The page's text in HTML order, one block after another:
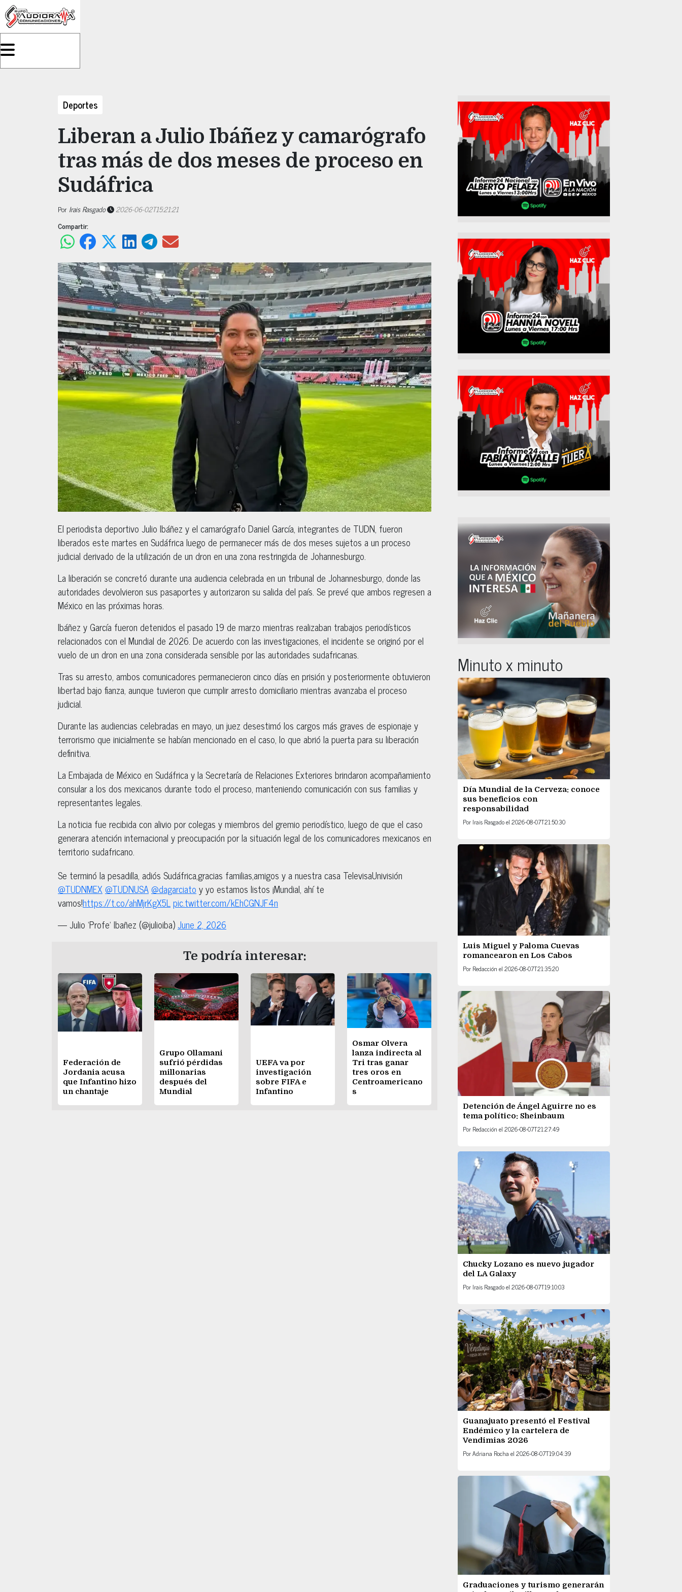
Deportes
Liberan a Julio Ibáñez y camarógrafo
tras más de dos meses de proceso en
Sudáfrica
Por Irais Rasgado
2026-06-02T15:21:21
Compartir:
El periodista deportivo Julio Ibáñez y el camarógrafo Daniel García, integrantes de TUDN, fueron
liberados este martes en Sudáfrica luego de permanecer más de dos meses sujetos a un proceso
judicial derivado de la utilización de un dron en una zona restringida de Johannesburgo.
La liberación se concretó durante una audiencia celebrada en un tribunal de Johannesburgo, donde las
autoridades devolvieron sus pasaportes y autorizaron su salida del país. Se prevé que ambos regresen a
México en las próximas horas.
Ibáñez y García fueron detenidos el pasado 19 de marzo mientras realizaban trabajos periodísticos
relacionados con el Mundial de 2026. De acuerdo con las investigaciones, el incidente se originó por el
vuelo de un dron en una zona considerada sensible por las autoridades sudafricanas.
Tras su arresto, ambos comunicadores permanecieron cinco días en prisión y posteriormente obtuvieron
libertad bajo fianza, aunque tuvieron que cumplir arresto domiciliario mientras avanzaba el proceso
judicial.
Durante las audiencias celebradas en mayo, un juez desestimó los cargos más graves de espionaje y
terrorismo que inicialmente se habían mencionado en el caso, lo que abrió la puerta para su liberación
definitiva.
La Embajada de México en Sudáfrica y la Secretaría de Relaciones Exteriores brindaron acompañamiento
consular a los dos mexicanos durante todo el proceso, manteniendo comunicación con sus familias y
representantes legales.
La noticia fue recibida con alivio por colegas y miembros del gremio periodístico, luego de que el caso
generara atención internacional y preocupación por la situación legal de los comunicadores mexicanos en
territorio sudafricano.
Se terminó la pesadilla, adiós Sudáfrica,gracias familias,amigos y a nuestra casa TelevisaUnivisión
@TUDNMEX @TUDNUSA@dagarciato y yo estamos listos ¡Mundial, ahí te
vamos!https://t.co/ahMjrKgX5Lpic.twitter.com/kEhCGNJF4n
— Julio ‘Profe’ Ibañez (@julioiba)June 2, 2026
Te podría interesar:
Federación de
Jordania acusa
que Infantino hizo
un chantaje
Grupo Ollamani
sufrió pérdidas
millonarias
después del
Mundial
UEFA va por
investigación
sobre FIFA e
Infantino
Osmar Olvera
lanza indirecta al
Tri tras ganar
tres oros en
Centroamericano
s
Minuto x minuto
Día Mundial de la Cerveza: conoce
sus beneficios con
responsabilidad
Por Irais Rasgadoel 2026-08-07T21:50:30
Luis Miguel y Paloma Cuevas
romancearon en Los Cabos
Por Redacción el 2026-08-07T21:35:20
Detención de Ángel Aguirre no es
tema político: Sheinbaum
Por Redacción el 2026-08-07T21:27:49
Chucky Lozano es nuevo jugador
del LA Galaxy
Por Irais Rasgadoel 2026-08-07T19:10:03
Guanajuato presentó el Festival
Endémico y la cartelera de
Vendimias 2026
PorAdriana Rocha el 2026-08-07T19:04:39
Graduaciones y turismo generarán